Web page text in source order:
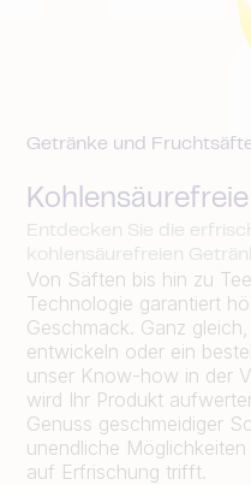
Getränke und
Entdecken Sie die
kohlensäurefreien
Von Säften bis hin zu
Technologie garantiert
Geschmack. Ganz
entwickeln oder ein
unser Know-how in der
wird Ihr Produkt
Genuss geschmeidiger
unendliche
auf Erfrischung trifft.